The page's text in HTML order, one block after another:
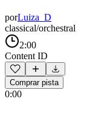
porLuiza_D
classical/orchestral
2:00
Content ID
Comprar pista
0:00